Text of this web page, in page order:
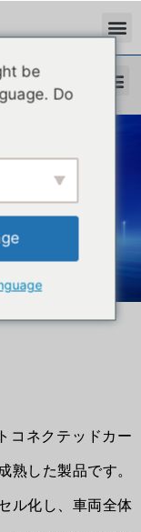
ンポーネン
開発を実現
コネクテッドカー
熟した製品です。
ル化し、車両全体
be
Do